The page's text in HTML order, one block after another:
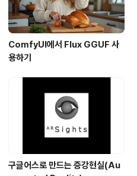
ComfyUI에서 Flux GGUF 사
용하기
구글어스로 만드는 증강현실(Au